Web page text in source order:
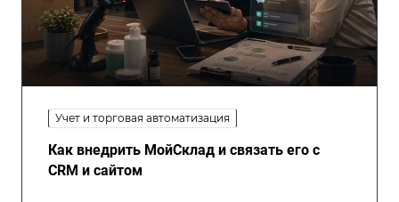
Учет и торговая автоматизация
Как внедрить МойСклад и связать его с
CRM и сайтом